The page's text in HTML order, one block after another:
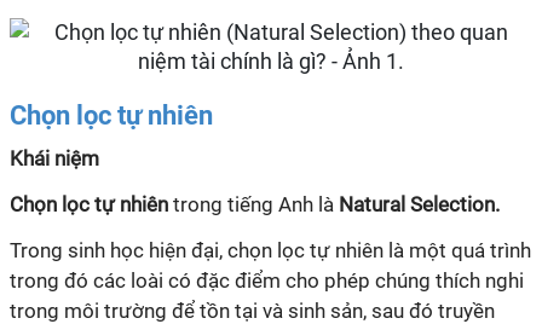
Chọn lọc tự nhiên
Khái niệm
Chọn lọc tự nhiên trong tiếng Anh là Natural Selection.
Trong sinh học hiện đại, chọn lọc tự nhiên là một quá trình
trong đó các loài có đặc điểm cho phép chúng thích nghi
trong môi trường để tồn tại và sinh sản, sau đó truyền